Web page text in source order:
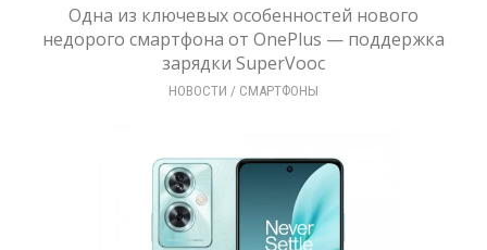
Одна из ключевых особенностей нового
недорого смартфона от OnePlus — поддержка
зарядки SuperVooc
НОВОСТИ / СМАРТФОНЫ